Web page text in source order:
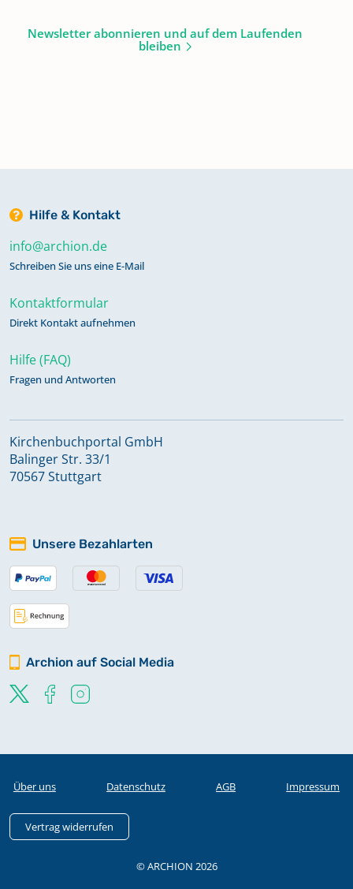
Newsletter abonnieren und auf dem Laufenden
bleiben
Hilfe & Kontakt
info@archion.de
Schreiben Sie uns eine E-Mail
Kontaktformular
Direkt Kontakt aufnehmen
Hilfe (FAQ)
Fragen und Antworten
Kirchenbuchportal GmbH
Balinger Str. 33/1
70567 Stuttgart
Unsere Bezahlarten
Archion auf Social Media
Über uns Datenschutz AGB Impressum
Vertrag widerrufen
© ARCHION 2026